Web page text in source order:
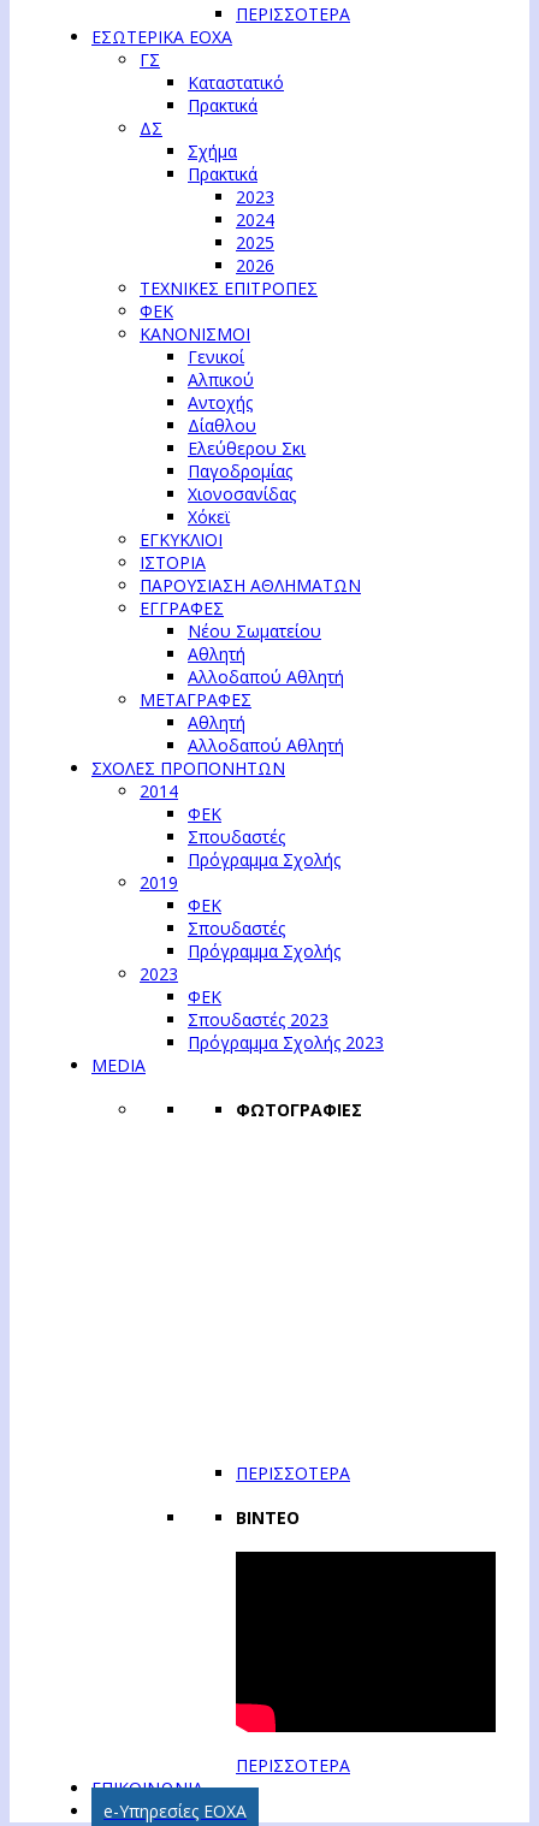
ΠΕΡΙΣΣΟΤΕΡΑ
ΕΣΩΤΕΡΙΚΑ ΕΟΧΑ
ΓΣ
Καταστατικό
Πρακτικά
ΔΣ
Σχήμα
Πρακτικά
2023
2024
2025
2026
ΤΕΧΝΙΚΕΣ ΕΠΙΤΡΟΠΕΣ
ΦΕΚ
ΚΑΝΟΝΙΣΜΟΙ
Γενικοί
Αλπικού
Αντοχής
Δίαθλου
Ελεύθερου Σκι
Παγοδρομίας
Χιονοσανίδας
Χόκεϊ
ΕΓΚΥΚΛΙΟΙ
ΙΣΤΟΡΙΑ
ΠΑΡΟΥΣΙΑΣΗ ΑΘΛΗΜΑΤΩΝ
ΕΓΓΡΑΦΕΣ
Νέου Σωματείου
Αθλητή
Αλλοδαπού Αθλητή
ΜΕΤΑΓΡΑΦΕΣ
Αθλητή
Αλλοδαπού Αθλητή
ΣΧΟΛΕΣ ΠΡΟΠΟΝΗΤΩΝ
2014
ΦΕΚ
Σπουδαστές
Πρόγραμμα Σχολής
2019
ΦΕΚ
Σπουδαστές
Πρόγραμμα Σχολής
2023
ΦΕΚ
Σπουδαστές 2023
Πρόγραμμα Σχολής 2023
MEDIA
ΦΩΤΟΓΡΑΦΙΕΣ
ΠΕΡΙΣΣΟΤΕΡΑ
ΒΙΝΤΕΟ
ΠΕΡΙΣΣΟΤΕΡΑ
ΕΠΙΚΟΙΝΩΝΙΑ
e-Υπηρεσίες ΕΟΧΑ